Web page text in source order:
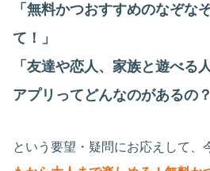
「無料かつおすすめのなぞな
て！」
「友達や恋人、家族と遊べる
アプリってどんなのがあるの？
という要望・疑問にお応えして、